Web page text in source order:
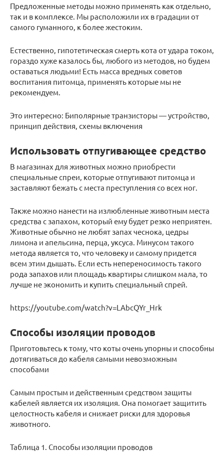
Предложенные методы можно применять как отдельно,
так и в комплексе. Мы расположили их в градации от
самого гуманного, к более жестоким.
Естественно, гипотетическая смерть кота от удара током,
гораздо хуже казалось бы, любого из методов, но будем
оставаться людьми! Есть масса вредных советов
воспитания питомца, применять которые мы не
рекомендуем.
Это интересно: Биполярные транзисторы — устройство,
принцип действия, схемы включения
Использовать отпугивающее средство
В магазинах для животных можно приобрести
специальные спреи, которые отпугивают питомца и
заставляют бежать с места преступления со всех ног.
Также можно нанести на излюбленные животным места
средства с запахом, который ему будет резко неприятен.
Животные обычно не любят запах чеснока, цедры
лимона и апельсина, перца, уксуса. Минусом такого
метода является то, что человеку и самому придется
всем этим дышать. Если есть непереносимость такого
рода запахов или площадь квартиры слишком мала, то
лучше не экономить и купить специальный спрей.
https://youtube.com/watch?v=LAbcQYr_Hrk
Способы изоляции проводов
Приготовьтесь к тому, что коты очень упорны и способны
дотягиваться до кабеля самыми невозможным
способами
Самым простым и действенным средством защиты
кабелей является их изоляция. Она помогает защитить
целостность кабеля и снижает риски для здоровья
животного.
Таблица 1. Способы изоляции проводов